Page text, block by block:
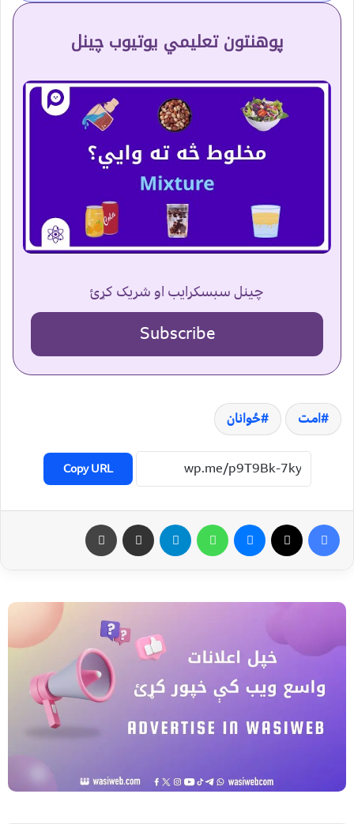
پوهنتون تعلیمي یوتیوب چینل
چینل سبسکرایب او شریک کړئ
Subscribe
امت ځوانان
Copy URL